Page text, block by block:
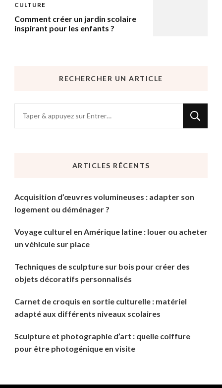
CULTURE
Comment créer un jardin scolaire
inspirant pour les enfants ?
RECHERCHER UN ARTICLE
recherchiez
ARTICLES RÉCENTS
Acquisition d’œuvres volumineuses : adapter son
logement ou déménager ?
Voyage culturel en Amérique latine : louer ou acheter
un véhicule sur place
Techniques de sculpture sur bois pour créer des
objets décoratifs personnalisés
Carnet de croquis en sortie culturelle : matériel
adapté aux différents niveaux scolaires
Sculpture et photographie d’art : quelle coiffure
pour être photogénique en visite